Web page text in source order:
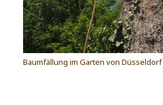
Baumfällung im Garten von Düsseldorf